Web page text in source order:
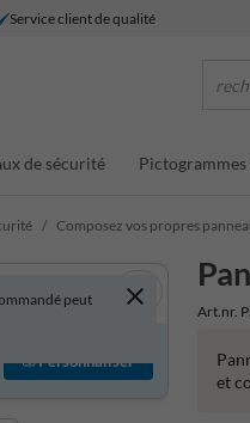
Service client de qualité
de sécurité
Composez vos propres
Art.nr.
peut
Personnaliser
et